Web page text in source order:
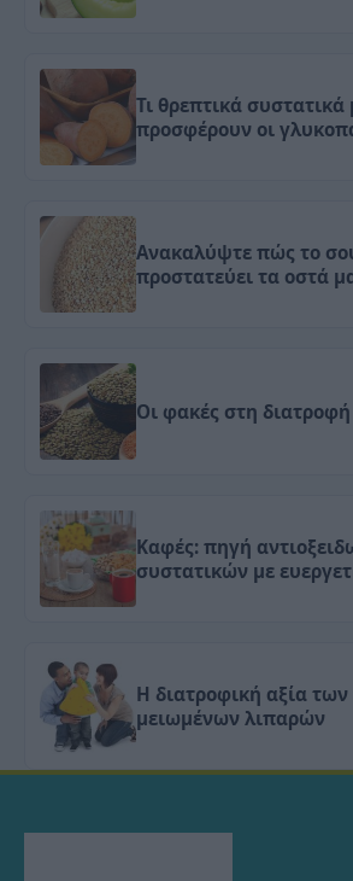
Τι θρεπτικά συστατικά
προσφέρουν οι
Ανακαλύψτε πώς το
προστατεύει τα οστά
Οι φακές στη
Καφές: πηγή
συστατικών με
Η διατροφική αξία
μειωμένων λιπαρών